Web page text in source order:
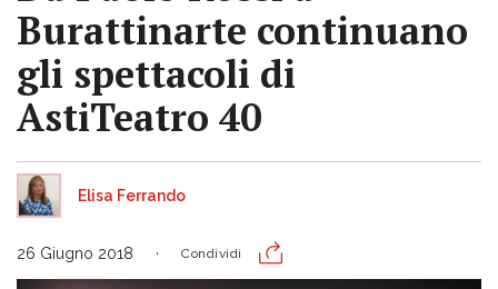
Burattinarte continuano
gli spettacoli di
AstiTeatro 40
Elisa Ferrando
26 Giugno 2018 Condividi